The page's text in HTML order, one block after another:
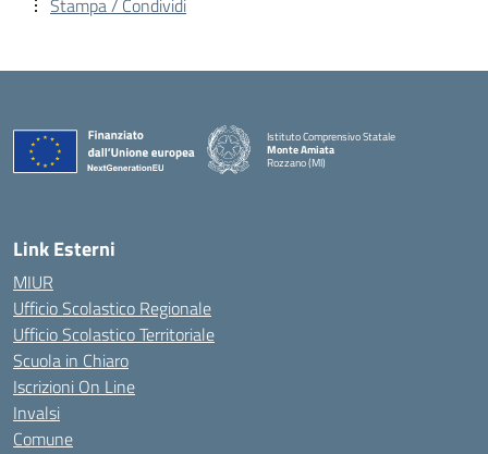
Stampa / Condividi
Istituto Comprensivo Statale
Monte Amiata
Rozzano (MI)
Link Esterni
MIUR
Ufficio Scolastico Regionale
Ufficio Scolastico Territoriale
Scuola in Chiaro
Iscrizioni On Line
Invalsi
Comune